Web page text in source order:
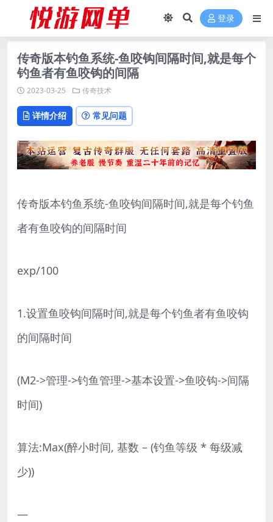
登录
传奇版本钓鱼系统-鱼咬钩间隔时间,就是每个
钓鱼者有鱼咬钩的间隔
2023-03-25 传奇技术
详情介绍 常见问题
传奇版本钓鱼系统-鱼咬钩间隔时间,就是每个钓鱼
者有鱼咬钩的间隔时间
exp/100
1.设置鱼咬钩间隔时间,就是每个钓鱼者有鱼咬钩
的间隔时间
(M2->管理->钓鱼管理->基本设置->鱼咬钩->间隔
时间)
算法:Max(醉小时间, 基数 – (钓鱼等级 * 每级减
少))
—